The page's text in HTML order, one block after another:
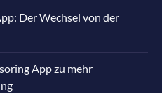
Der Wechsel von der
App zu mehr